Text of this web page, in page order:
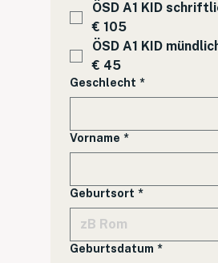
ÖSD A1 KID
€ 105
ÖSD A1 KID
€ 45
Geschlecht *
Vorname *
Geburtsort *
Geburtsdatum *